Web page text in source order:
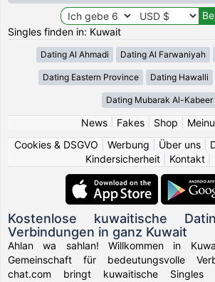
Singles finden in: Kuwait
Dating Al Ahmadi Dating Al Farwaniyah
Dating Eastern Province Dating Hawalli
Dating Mubarak Al-Kabeer
News| Fakes| Shop
Cookies & DSGVO
Werbung Über uns
Kindersicherheit
Kontakt
Kostenlose kuwaitische
Verbindungen in ganz Kuwait
Ahlan wa sahlan! Willkommen in
Gemeinschaft für bedeutungsvolle
chat.com bringt kuwaitische Singles